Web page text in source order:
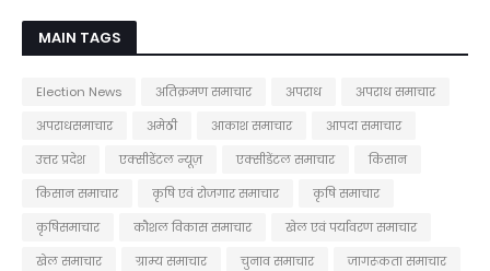
MAIN TAGS
Election News अतिक्रमण समाचार अपराध
अपराध समाचार
अपराधसमाचार
अमेठी आकाश समाचार
आपदा समाचार
उत्तर प्रदेश
एक्सीडेंटल न्यूज़ एक्सीडेंटल समाचार
किसान
किसान समाचार
कृषि एवं रोजगार समाचार
कृषि समाचार
कृषिसमाचार
कौशल विकास समाचार
खेल एवं पर्यावरण समाचार
खेल समाचार
ग्राम्य समाचार चुनाव समाचार
जागरूकता समाचार